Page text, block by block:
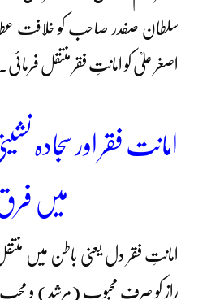
سلطان صفدر صاحب کو خلافت عطا
اصغر علیؒ کو امانتِ فقر منتقل فرمائی۔
امانت فقر اور سجادہ
میں
امانتِ فقر دل یعنی باطن میں
راز کو صرف محبوب (مرشد) و